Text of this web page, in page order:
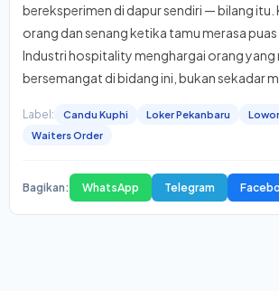
bereksperimen di dapur sendiri — bilang itu.
orang dan senang ketika tamu merasa
Industri hospitality menghargai orang yang
bersemangat di bidang ini, bukan sekadar
Label: Candu Kuphi Loker Pekanbaru
Waiters Order
Bagikan: WhatsApp Telegram